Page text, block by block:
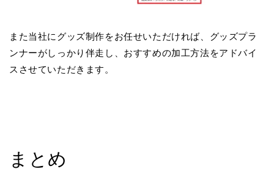
また当社にグッズ制作をお任せいただければ、グッズプラ
ンナーがしっかり伴走し、おすすめの加工方法をアドバイ
スさせていただきます。
まとめ